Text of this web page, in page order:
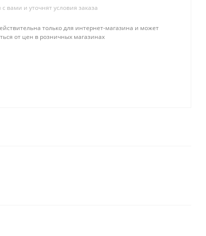
вами и уточнят условия заказа
только для интернет-магазина и может
от цен в розничных магазинах